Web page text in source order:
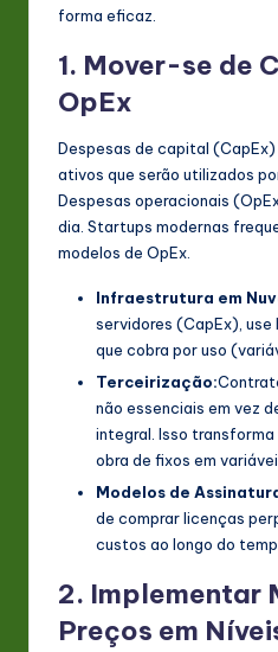
forma eficaz.
1. Mover-se de
OpEx
Despesas de capital
ativos que serão utilizados
Despesas operacionais
dia. Startups modernas
modelos de OpEx.
Infraestrutura em
servidores (CapEx), use
que cobra por uso
Terceirização:
não essenciais em vez
integral. Isso
obra de fixos em
Modelos de
de comprar licenças
custos ao longo do
2. Implementar
Preços em